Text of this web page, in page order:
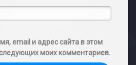
email и адрес сайта в этом
моих комментариев.